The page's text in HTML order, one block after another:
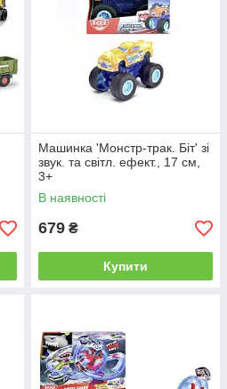
Машинка 'Монстр-трак. Біт' зі
звук. та світл. ефект., 17 см,
3+
В наявності
679 ₴
Купити